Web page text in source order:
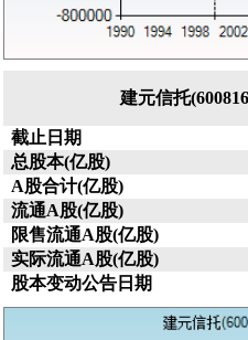
建元信托
截止日期
总股本(亿股)
A股合计(亿股)
流通A股(亿股)
限售流通A股(亿股)
实际流通A股(亿股)
股本变动公告日期